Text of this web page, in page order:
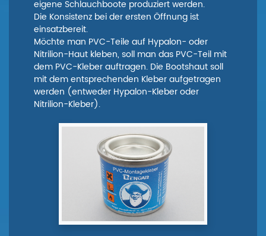
eigene Schlauchboote produziert werden.
Die Konsistenz bei der ersten Öffnung ist
einsatzbereit.
Möchte man PVC-Teile auf Hypalon- oder
Nitrilion-Haut kleben, soll man das PVC-Teil mit
dem PVC-Kleber auftragen. Die Bootshaut soll
mit dem entsprechenden Kleber aufgetragen
werden (entweder Hypalon‌-Kleber oder
Nitrilion-Kleber).